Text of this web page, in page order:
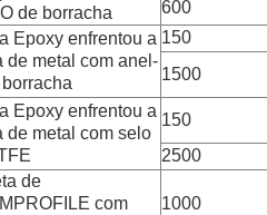
de borracha
600
Epoxy enfrentou a
de metal com anel-
150
1500
Epoxy enfrentou a
de metal com selo
150
2500
de
com
1000